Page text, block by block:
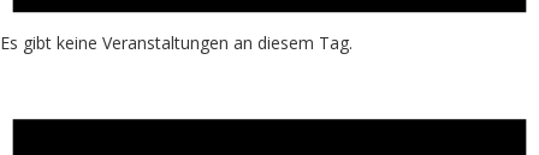
Es gibt keine Veranstaltungen an diesem Tag.